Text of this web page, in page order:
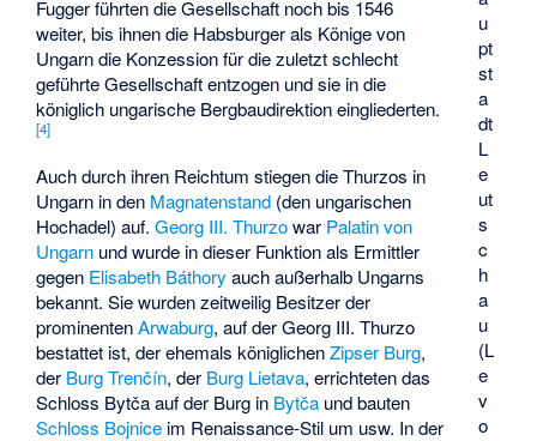
u
pt
st
a
dt
L
e
ut
s
c
h
a
u
(L
e
v
o
Fugger führten die Gesellschaft noch bis 1546
weiter, bis ihnen die Habsburger als Könige von
Ungarn die Konzession für die zuletzt schlecht
geführte Gesellschaft entzogen und sie in die
königlich ungarische Bergbaudirektion eingliederten.
[4]
Auch durch ihren Reichtum stiegen die Thurzos in
Ungarn in den Magnatenstand (den ungarischen
Hochadel) auf.Georg III. Thurzowar Palatin von
Ungarn und wurde in dieser Funktion als Ermittler
gegen Elisabeth Báthory auch außerhalb Ungarns
bekannt. Sie wurden zeitweilig Besitzer der
prominentenArwaburg, auf der Georg III. Thurzo
bestattet ist, der ehemals königlichenZipser Burg,
der Burg Trenčín, der Burg Lietava, errichteten das
Schloss Bytčaauf der Burg in Bytča und bauten
Schloss Bojnice im Renaissance-Stil um usw. In der